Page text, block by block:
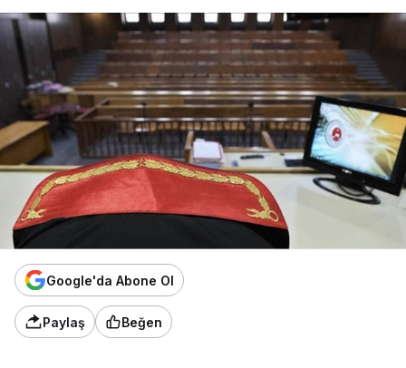
Google'da Abone Ol
Paylaş Beğen